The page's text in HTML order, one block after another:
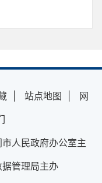
站点地图
网
人民政府办公室主
管理局主办